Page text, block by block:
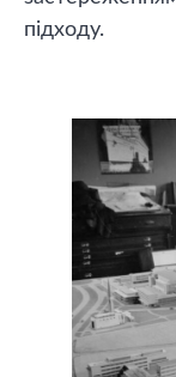
підходу.